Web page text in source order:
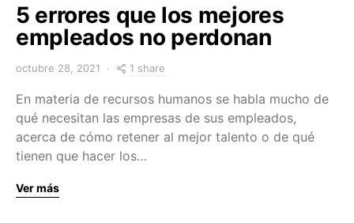
5 errores que los mejores
empleados no perdonan
octubre 28, 2021 1 share
En materia de recursos humanos se habla mucho de
qué necesitan las empresas de sus empleados,
acerca de cómo retener al mejor talento o de qué
tienen que hacer los…
Ver más